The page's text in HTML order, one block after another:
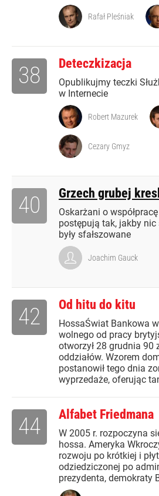
Rafał Pleśniak
Deteczkizacja
Opublikujmy teczki
w Internecie
38
Robert Mazurek
Cezary Gmyz
Grzech grubej
Oskarżani o
postępują tak, jakby nic
były sfałszowane
40
Joachim Gauck
Od hitu do kitu
HossaŚwiat Bankowa
wolnego od pracy
otworzył 28 grudnia 90
oddziałów. Wzorem
postanowił tego dnia
wyprzedaże, oferując
42
Alfabet Friedmana
W 2005 r. rozpoczyna
hossa. Ameryka
rozwoju po krótkiej i
odziedziczonej po
prezydenta, demokraty
44